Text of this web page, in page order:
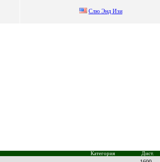
Слю Энд Изи
Категория Дист.